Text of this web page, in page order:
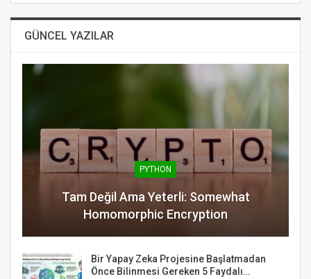
GÜNCEL YAZILAR
PYTHON
Tam Değil Ama Yeterli: Somewhat
Homomorphic Encryption
Bir Yapay Zeka Projesine Başlatmadan
Önce Bilinmesi Gereken 5 Faydalı…